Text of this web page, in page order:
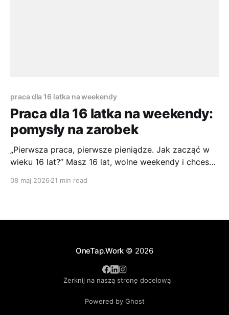
praca dla 16 latka na weekendy
Praca dla 16 latka na weekendy:
pomysły na zarobek
„Pierwsza praca, pierwsze pieniądze. Jak zacząć w
wieku 16 lat?” Masz 16 lat, wolne weekendy i chcesz
tygodnia? To dobry moment, żeby podejść do
08 maj 2026 21 min read
OneTap.Work © 2026
Zerknij na naszą stronę docelową
Powered by Ghost